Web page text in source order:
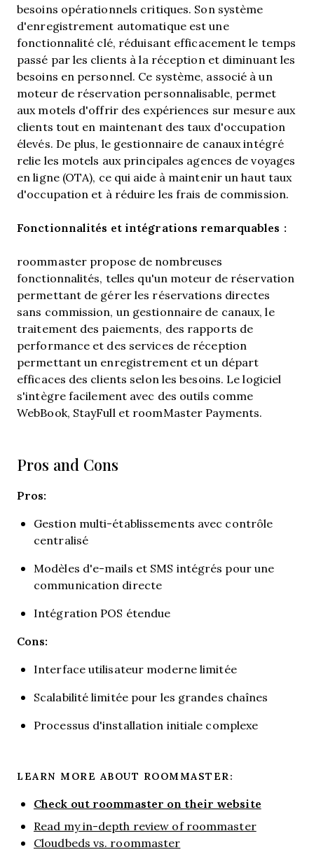
besoins opérationnels critiques. Son système
d'enregistrement automatique est une
fonctionnalité clé, réduisant efficacement le temps
passé par les clients à la réception et diminuant les
besoins en personnel. Ce système, associé à un
moteur de réservation personnalisable, permet
aux motels d'offrir des expériences sur mesure aux
clients tout en maintenant des taux d'occupation
élevés. De plus, le gestionnaire de canaux intégré
relie les motels aux principales agences de voyages
en ligne (OTA), ce qui aide à maintenir un haut taux
d'occupation et à réduire les frais de commission.
Fonctionnalités et intégrations remarquables :
roommaster propose de nombreuses
fonctionnalités, telles qu'un moteur de réservation
permettant de gérer les réservations directes
sans commission, un gestionnaire de canaux, le
traitement des paiements, des rapports de
performance et des services de réception
permettant un enregistrement et un départ
efficaces des clients selon les besoins. Le logiciel
s'intègre facilement avec des outils comme
WebBook, StayFull et roomMaster Payments.
Pros and Cons
Pros:
Gestion multi-établissements avec contrôle
centralisé
Modèles d'e-mails et SMS intégrés pour une
communication directe
Intégration POS étendue
Cons:
Interface utilisateur moderne limitée
Scalabilité limitée pour les grandes chaînes
Processus d'installation initiale complexe
LEARN MORE ABOUT ROOMMASTER:
Check out roommaster on their website
Read my in-depth review of roommaster
Cloudbeds vs. roommaster